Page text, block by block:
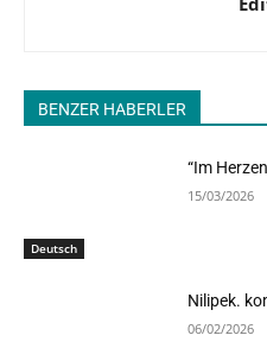
BENZER HABERLER
Deutsch
“Im
15/03/2026
Nilipek.
06/02/2026